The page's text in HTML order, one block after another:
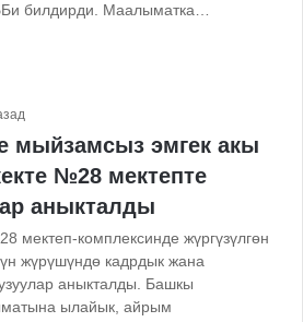
билдирди. Маалыматка…
мыйзамсыз эмгек акы
№28 мектепте
аныкталды
мектеп-комплексинде жүргүзүлгөн
жүрүшүндө кадрдык жана
аныкталды. Башкы
ылайык, айрым